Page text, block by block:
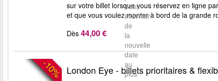
nous
informer
de
la
nouvelle
date
au
plus
sur votre billet lorsque vous réservez en ligne
et que vous voulez monter à bord de la grande
Dès 44,00 €
-10% London Eye - billets prioritaires &